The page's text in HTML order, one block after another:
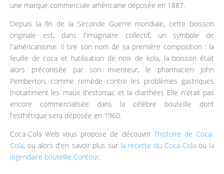
une marque commerciale américaine déposée en 1887.
Depuis la fin de la Seconde Guerre mondiale, cette boisson
originale est, dans l'imaginaire collectif, un symbole de
l'américanisme. Il tire son nom de sa première composition : la
feuille de coca et l'utilisation de noix de kola, la boisson était
alors préconisée par son inventeur, le pharmacien John
Pemberton, comme remède contre les problèmes gastriques
(notamment les maux d'estomac et la diarrhée). Elle n'était pas
encore commercialisée dans la célèbre bouteille dont
l'esthétique sera déposée en 1960.
Coca-Cola Web vous propose de découvrir l'histoire de Coca-
Cola, ou alors d'en savoir plus sur la recette du Coca-Colaou la
légendaire bouteille Contour.